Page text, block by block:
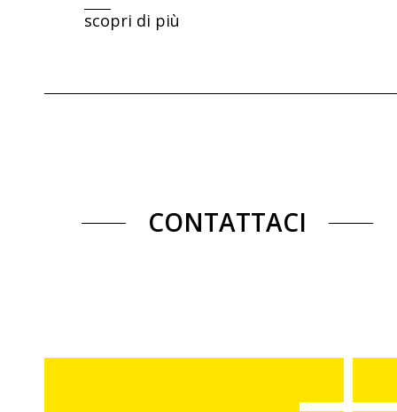
scopri di più
CONTATTACI